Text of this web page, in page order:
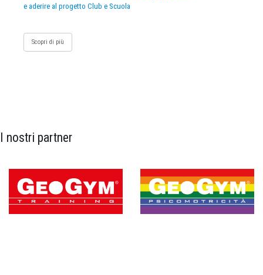
e aderire al progetto Club e Scuola
Scopri di più
I nostri partner